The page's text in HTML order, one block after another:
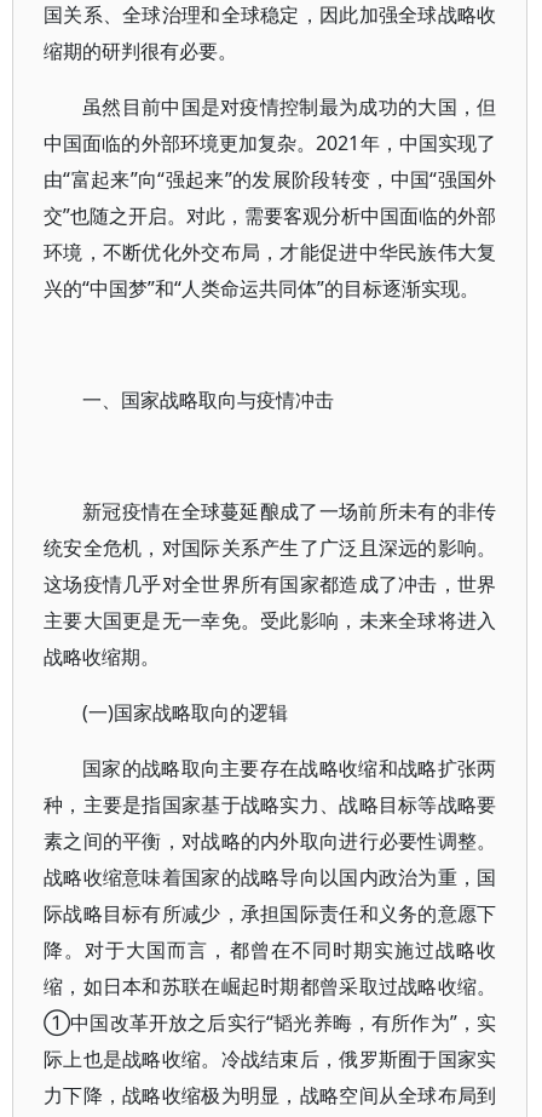
国关系、全球治理和全球稳定，因此加强全球战略收
缩期的研判很有必要。
虽然目前中国是对疫情控制最为成功的大国，但
中国面临的外部环境更加复杂。2021年，中国实现了
由“富起来”向“强起来”的发展阶段转变，中国“强国外
交”也随之开启。对此，需要客观分析中国面临的外部
环境，不断优化外交布局，才能促进中华民族伟大复
兴的“中国梦”和“人类命运共同体”的目标逐渐实现。
一、国家战略取向与疫情冲击
新冠疫情在全球蔓延酿成了一场前所未有的非传
统安全危机，对国际关系产生了广泛且深远的影响。
这场疫情几乎对全世界所有国家都造成了冲击，世界
主要大国更是无一幸免。受此影响，未来全球将进入
战略收缩期。
(一)国家战略取向的逻辑
国家的战略取向主要存在战略收缩和战略扩张两
种，主要是指国家基于战略实力、战略目标等战略要
素之间的平衡，对战略的内外取向进行必要性调整。
战略收缩意味着国家的战略导向以国内政治为重，国
际战略目标有所减少，承担国际责任和义务的意愿下
降。对于大国而言，都曾在不同时期实施过战略收
缩，如日本和苏联在崛起时期都曾采取过战略收缩。
①中国改革开放之后实行“韬光养晦，有所作为”，实
际上也是战略收缩。冷战结束后，俄罗斯囿于国家实
力下降，战略收缩极为明显，战略空间从全球布局到